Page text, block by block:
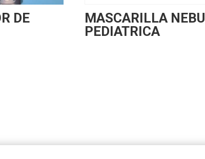
DE
MASCARILLA NEBU
PEDIATRICA